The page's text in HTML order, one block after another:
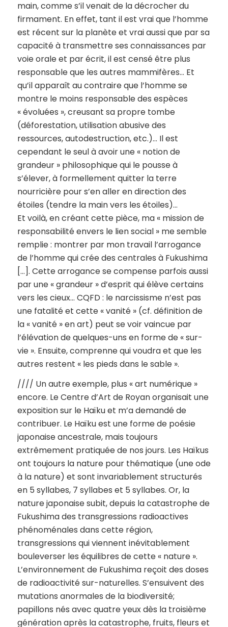
main, comme s’il venait de la décrocher du
firmament. En effet, tant il est vrai que l’homme
est récent sur la planète et vrai aussi que par sa
capacité à transmettre ses connaissances par
voie orale et par écrit, il est censé être plus
responsable que les autres mammifères… Et
qu’il apparaît au contraire que l’homme se
montre le moins responsable des espèces
« évoluées », creusant sa propre tombe
(déforestation, utilisation abusive des
ressources, autodestruction, etc.)… Il est
cependant le seul à avoir une « notion de
grandeur » philosophique qui le pousse à
s’élever, à formellement quitter la terre
nourricière pour s’en aller en direction des
étoiles (tendre la main vers les étoiles)…
Et voilà, en créant cette pièce, ma « mission de
responsabilité envers le lien social » me semble
remplie : montrer par mon travail l’arrogance
de l’homme qui crée des centrales à Fukushima
[…]. Cette arrogance se compense parfois aussi
par une « grandeur » d’esprit qui élève certains
vers les cieux… CQFD : le narcissisme n’est pas
une fatalité et cette « vanité » (cf. définition de
la « vanité » en art) peut se voir vaincue par
l’élévation de quelques-uns en forme de « sur-
vie ». Ensuite, comprenne qui voudra et que les
autres restent « les pieds dans le sable ».
//// Un autre exemple, plus « art numérique »
encore. Le Centre d’Art de Royan organisait une
exposition sur le Haïku et m’a demandé de
contribuer. Le Haïku est une forme de poésie
japonaise ancestrale, mais toujours
extrêmement pratiquée de nos jours. Les Haïkus
ont toujours la nature pour thématique (une ode
à la nature) et sont invariablement structurés
en 5 syllabes, 7 syllabes et 5 syllabes. Or, la
nature japonaise subit, depuis la catastrophe de
Fukushima des transgressions radioactives
phénoménales dans cette région,
transgressions qui viennent inévitablement
bouleverser les équilibres de cette « nature ».
L’environnement de Fukushima reçoit des doses
de radioactivité sur-naturelles. S’ensuivent des
mutations anormales de la biodiversité;
papillons nés avec quatre yeux dès la troisième
génération après la catastrophe, fruits, fleurs et